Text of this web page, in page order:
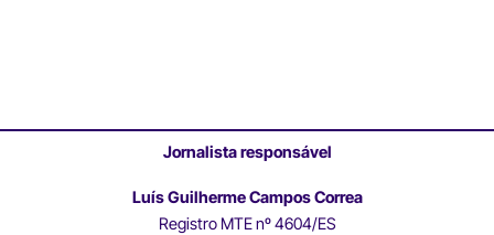
Jornalista responsável
Luís Guilherme Campos Correa
Registro MTE nº 4604/ES